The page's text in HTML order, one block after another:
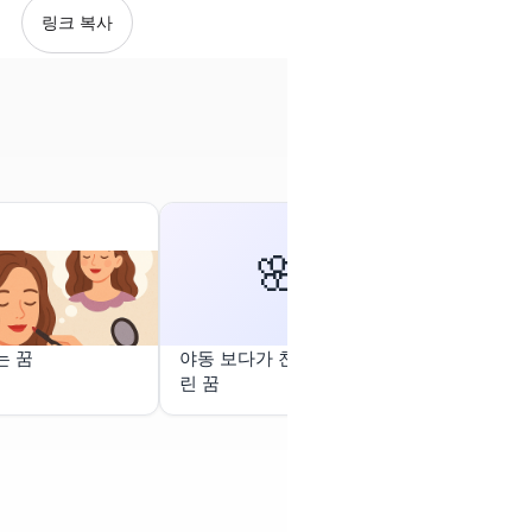
링크 복사
꿈
🌸
야동 보다가 친구한테 걸
린 꿈